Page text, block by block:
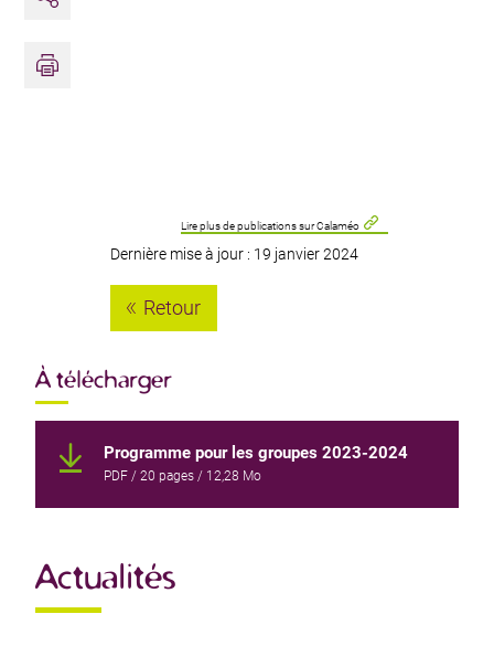
Partager
Lire plus de publications sur Calaméo
Dernière mise à jour : 19 janvier 2024
Retour
À télécharger
Programme pour les groupes 2023-2024
PDF / 20 pages / 12,28 Mo
Actualités